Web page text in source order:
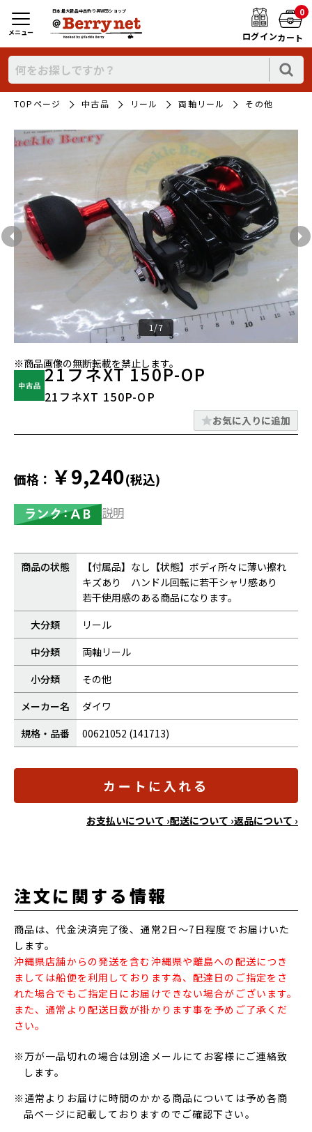
日本最大新品中古釣り具WEBショップ
ログイン
0
カート
メニュー
TOPページ 中古品 リール 両軸リール その他
1/7
※商品画像の無断転載を禁止します。
21フネXT 150P-OP
21フネXT 150P-OP
お気に入りに追加
価格： ￥9,240(税込)
説明
商品の状態
【付属品】なし【状態】ボディ所々に薄い擦れ
キズあり ハンドル回転に若干シャリ感あり
若干使用感のある商品になります。
大分類
リール
中分類
両軸リール
小分類
その他
メーカー名
ダイワ
規格・品番
00621052 (141713)
カートに入れる
お支払いについて ›配送について ›返品について ›
注文に関する情報
商品は、代金決済完了後、通常2日～7日程度でお届けいた
します。
沖縄県店舗からの発送を含む沖縄県や離島への配送につき
ましては船便を利用しております為、配達日のご指定をさ
れた場合でもご指定日にお届けできない場合がございます。
また、通常より配送日数が掛かります事を予めご了承くだ
さい。
※万が一品切れの場合は別途メールにてお客様にご連絡致
します。
※通常よりお届けに時間のかかる商品については予め各商
品ページに記載しておりますのでご確認下さい。